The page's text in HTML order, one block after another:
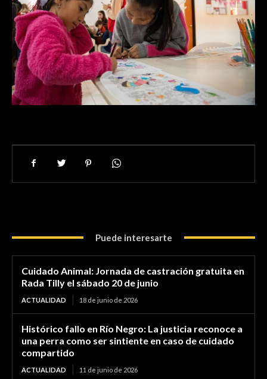
Puede interesarte
Cuidado Animal: Jornada de castración gratuita en
Rada Tilly el sábado 20 de junio
ACTUALIDAD 18 de junio de 2026
Histórico fallo en Río Negro: La justicia reconoce a
una perra como ser sintiente en caso de cuidado
compartido
ACTUALIDAD 11 de junio de 2026